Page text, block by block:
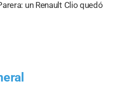
un Renault Clio quedó